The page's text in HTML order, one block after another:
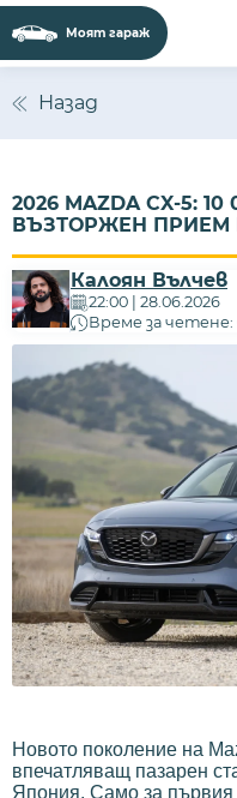
Моят гараж
Назад
2026 MAZDA CX-5:
ВЪЗТОРЖЕН ПРИЕМ
Калоян Вълчев
22:00 | 28.06.2026
Време за четене:
Новото поколение на
впечатляващ пазарен
Япония. Само за